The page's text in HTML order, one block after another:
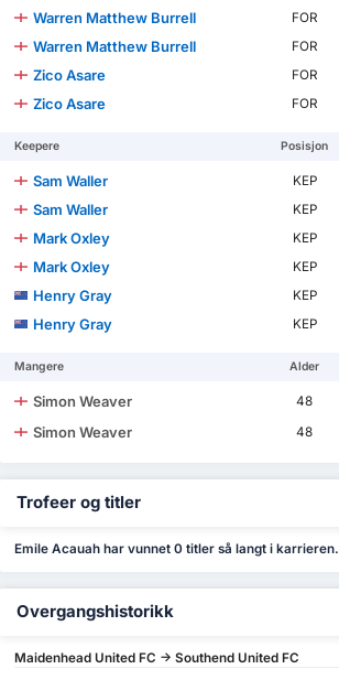
Warren Matthew Burrell
FOR
Warren Matthew Burrell
FOR
Zico Asare
FOR
Zico Asare
FOR
Keepere Posisjon
Sam Waller KEP
Sam Waller
KEP
Mark Oxley
KEP
Mark Oxley
KEP
Henry Gray
KEP
Henry Gray
KEP
Mangere Alder
Simon Weaver 48
Simon Weaver 48
Trofeer og titler
Emile Acauah har vunnet 0 titler så langt i karrieren.
Overgangshistorikk
Maidenhead United FC -> Southend United FC